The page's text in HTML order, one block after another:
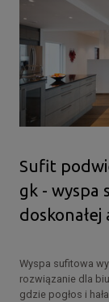
Sufit
gk - wyspa
Wyspa sufitowa
rozwiązanie dla
gdzie pogłos i